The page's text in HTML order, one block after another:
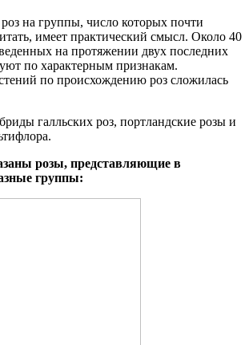
роз на группы, число которых почти
имеет практический смысл. Около 40
на протяжении двух последних
по характерным признакам.
по происхождению роз сложилась
галльских роз, портландские розы и
розы, представляющие в
группы: